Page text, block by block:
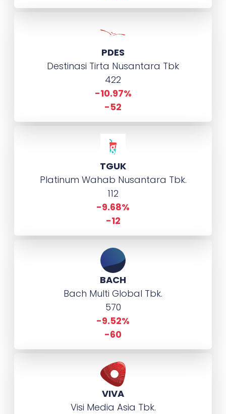
PDES
Destinasi Tirta Nusantara Tbk
422
-10.97%
-52
TGUK
Platinum Wahab Nusantara Tbk.
112
-9.68%
-12
BACH
Bach Multi Global Tbk.
570
-9.52%
-60
VIVA
Visi Media Asia Tbk.